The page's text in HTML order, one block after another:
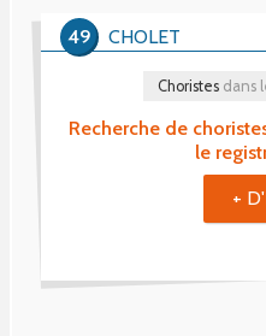
Recherche de
le
Choristesdans
CHOLET
49
+